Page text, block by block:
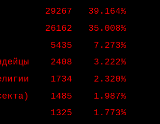
29267 39.164%
26162 35.008%
5435 7.273%
индейцы 2408 3.222%
религии 1734 2.320%
секта) 1485 1.987%
1.773%